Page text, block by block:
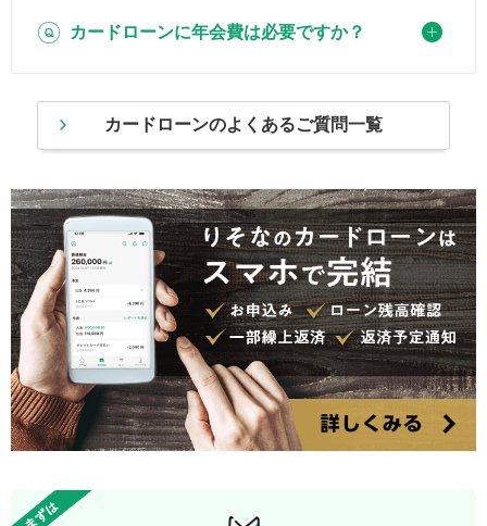
カードローンに年会費は必要ですか？
カードローンのよくあるご質問一覧